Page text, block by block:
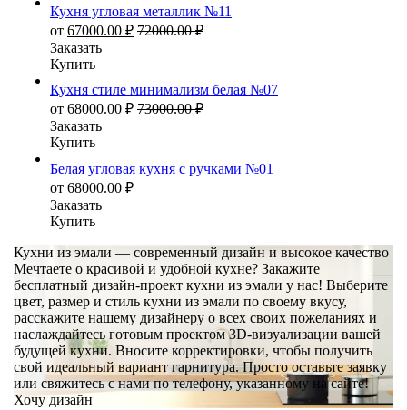
Кухня угловая металлик №11
от 67000.00 ₽ 72000.00₽
Заказать
Купить
Кухня стиле минимализм белая №07
от 68000.00 ₽ 73000.00₽
Заказать
Купить
Белая угловая кухня с ручками №01
от 68000.00 ₽
Заказать
Купить
Кухни из эмали — современный дизайн и высокое качество
Мечтаете о красивой и удобной кухне? Закажите
бесплатный дизайн-проект кухни из эмали у нас! Выберите
цвет, размер и стиль кухни из эмали по своему вкусу,
расскажите нашему дизайнеру о всех своих пожеланиях и
наслаждайтесь готовым проектом 3D-визуализации вашей
будущей кухни. Вносите корректировки, чтобы получить
свой идеальный вариант гарнитура. Просто оставьте заявку
или свяжитесь с нами по телефону, указанному на сайте!
Хочу дизайн